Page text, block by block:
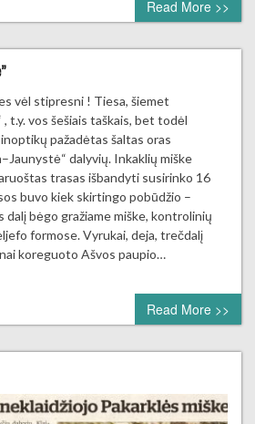
Read More >>
vėl stipresni ! Tiesa, šiemet
, t.y. vos šešiais taškais, bet todėl
pažadėtas šaltas oras
dalyvių. Inkaklių miške
trasas išbandyti susirinko 16
buvo kiek skirtingo pobūdžio –
dalį bėgo gražiame miške, kontrolinių
formose. Vyrukai, deja, trečdalį
koreguoto Ašvos paupio…
0 comment
Read More >>